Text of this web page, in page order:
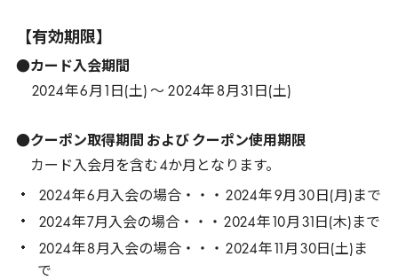
【有効期限】
●カード入会期間
2024年6月 日(土) ～ 2024年8月 31 日(土)
●クーポン取得期間 および クーポン使用期限
カード入会月を含む4か月となります。
2024年6月入会の場合・・・ 2024年9月 30 日(月)まで
2024年7月入会の場合・・・ 2024年 10月 31
日(木)まで
2024年8月入会の場合・・・ 2024年 月 30 日(土)ま
で